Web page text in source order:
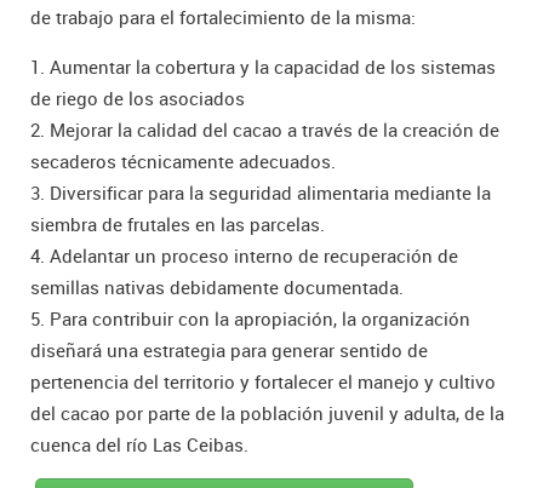
de trabajo para el fortalecimiento de la misma:
1. Aumentar la cobertura y la capacidad de los sistemas
de riego de los asociados
2. Mejorar la calidad del cacao a través de la creación de
secaderos técnicamente adecuados.
3. Diversificar para la seguridad alimentaria mediante la
siembra de frutales en las parcelas.
4. Adelantar un proceso interno de recuperación de
semillas nativas debidamente documentada.
5. Para contribuir con la apropiación, la organización
diseñará una estrategia para generar sentido de
pertenencia del territorio y fortalecer el manejo y cultivo
del cacao por parte de la población juvenil y adulta, de la
cuenca del río Las Ceibas.